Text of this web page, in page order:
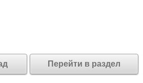
Перейти в раздел